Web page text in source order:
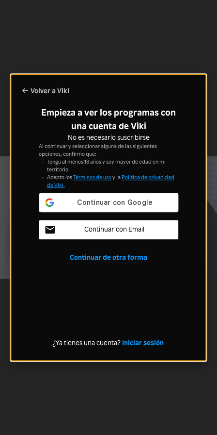
Volver a Viki
Empieza a ver los programas con
una cuenta de Viki
No es necesario suscribirse
Al continuar y seleccionar alguna de las siguientes
opciones, confirmo que:
Tengo al menos 18 años y soy mayor de edad en mi
territorio.
Acepto losTérminos de usoy la Política de privacidad
de Viki.
Continuar con Email
Continuar de otra forma
¿Ya tienes una cuenta? Iniciar sesión